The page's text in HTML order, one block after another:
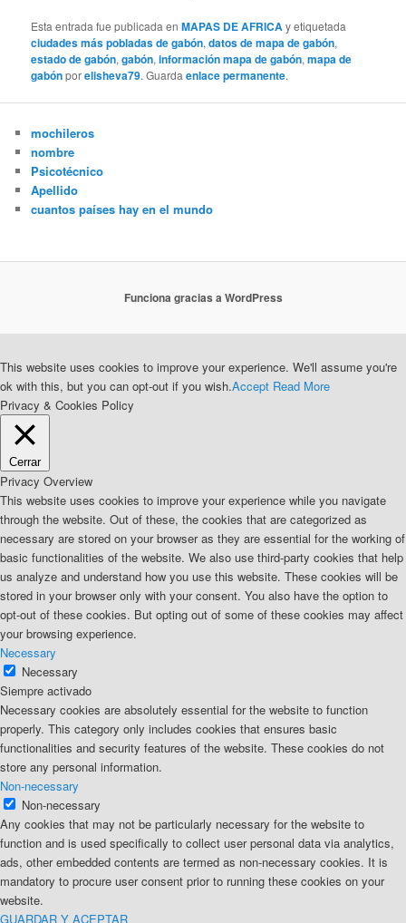
Esta entrada fue publicada enMAPAS DE AFRICAy etiquetada
ciudades más pobladas de gabón,datos de mapa de gabón,
estado de gabón,gabón,información mapa de gabón,mapa de
gabónporelisheva79. Guardaenlace permanente.
mochileros
nombre
Psicotécnico
Apellido
cuantos países hay en el mundo
Funciona gracias a WordPress
This website uses cookies to improve your experience. We'll assume you're
ok with this, but you can opt-out if you wish.Accept Read More
Privacy & Cookies Policy
Cerrar
Privacy Overview
This website uses cookies to improve your experience while you navigate
through the website. Out of these, the cookies that are categorized as
necessary are stored on your browser as they are essential for the working of
basic functionalities of the website. We also use third-party cookies that help
us analyze and understand how you use this website. These cookies will be
stored in your browser only with your consent. You also have the option to
opt-out of these cookies. But opting out of some of these cookies may affect
your browsing experience.
Necessary
Necessary
Siempre activado
Necessary cookies are absolutely essential for the website to function
properly. This category only includes cookies that ensures basic
functionalities and security features of the website. These cookies do not
store any personal information.
Non-necessary
Non-necessary
Any cookies that may not be particularly necessary for the website to
function and is used specifically to collect user personal data via analytics,
ads, other embedded contents are termed as non-necessary cookies. It is
mandatory to procure user consent prior to running these cookies on your
website.
GUARDAR Y ACEPTAR